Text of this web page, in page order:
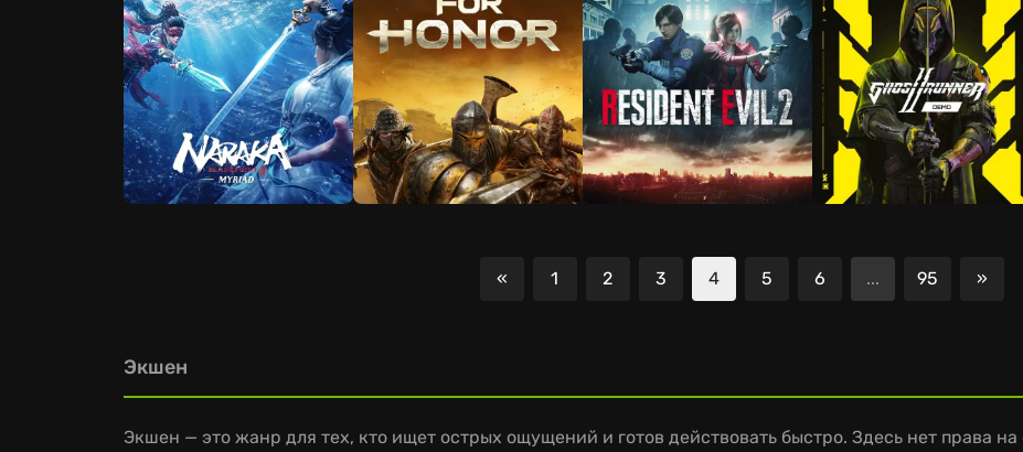
«
Предыдущая
1 2 3 4 5 6 ... 95 »
Экшен
Экшен — это жанр для тех, кто ищет острых ощущений и готов действовать быстро. Здесь нет права